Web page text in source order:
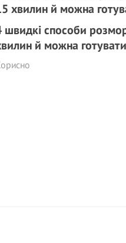
швидкі способи
й можна готувати